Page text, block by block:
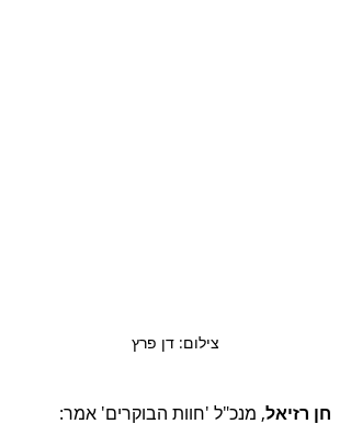
צילום: דן פרץ
חן רזיאל, מנכ"ל 'חוות הבוקרים' אמר: